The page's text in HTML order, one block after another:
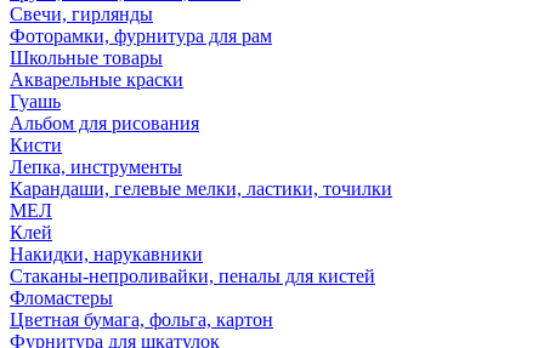
Свечи, гирлянды
Фоторамки, фурнитура для рам
Школьные товары
Акварельные краски
Гуашь
Альбом для рисования
Кисти
Лепка, инструменты
Карандаши, гелевые мелки, ластики, точилки
МЕЛ
Клей
Накидки, нарукавники
Стаканы-непроливайки, пеналы для кистей
Фломастеры
Цветная бумага, фольга, картон
Фурнитура для шкатулок